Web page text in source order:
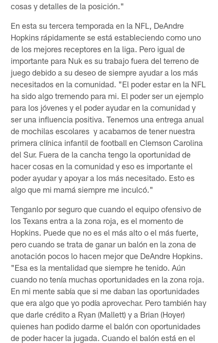
cosas y detalles de la posición."
En esta su tercera temporada en la NFL, DeAndre
Hopkins rápidamente se está estableciendo como uno
de los mejores receptores en la liga. Pero igual de
importante para Nuk es su trabajo fuera del terreno de
juego debido a su deseo de siempre ayudar a los más
necesitados en la comunidad. "El poder estar en la NFL
ha sido algo tremendo para mi. El poder ser un ejemplo
para los jóvenes y el poder ayudar en la comunidad y
ser una influencia positiva. Tenemos una entrega anual
de mochilas escolares y acabamos de tener nuestra
primera clínica infantil de football en Clemson Carolina
del Sur. Fuera de la cancha tengo la oportunidad de
hacer cosas en la comunidad y eso es importante el
poder ayudar y apoyar a los más necesitado. Esto es
algo que mi mamá siempre me inculcó."
Tenganlo por seguro que cuando el equipo ofensivo de
los Texans entra a la zona roja, es el momento de
Hopkins. Puede que no es el más alto o el más fuerte,
pero cuando se trata de ganar un balón en la zona de
anotación pocos lo hacen mejor que DeAndre Hopkins.
"Esa es la mentalidad que siempre he tenido. Aún
cuando no tenía muchas oportunidades en la zona roja.
En mi mente sabía que si me daban las oportunidades
que era algo que yo podía aprovechar. Pero también hay
que darle crédito a Ryan (Mallett) y a Brian (Hoyer)
quienes han podido darme el balón con oportunidades
de poder hacer la jugada. Cuando el balón está en el